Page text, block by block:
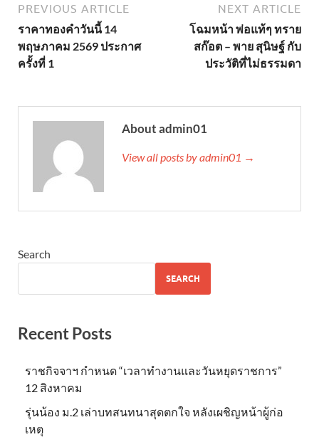
PREVIOUS ARTICLE
ราคาทองคำวันนี้ 14
พฤษภาคม 2569 ประกาศ
ครั้งที่ 1
NEXT ARTICLE
โฉมหน้า พ่อแท้ๆ ทราย
สก๊อต – พาย สุนิษฐ์ กับ
ประวัติที่ไม่ธรรมดา
About admin01
View all posts by admin01 →
Search
SEARCH
Recent Posts
ราชกิจจาฯ กำหนด “เวลาทำงานและวันหยุดราชการ”
12 สิงหาคม
รุ่นน้อง ม.2 เล่าบทสนทนาสุดตกใจ หลังเผชิญหน้าผู้ก่อ
เหตุ